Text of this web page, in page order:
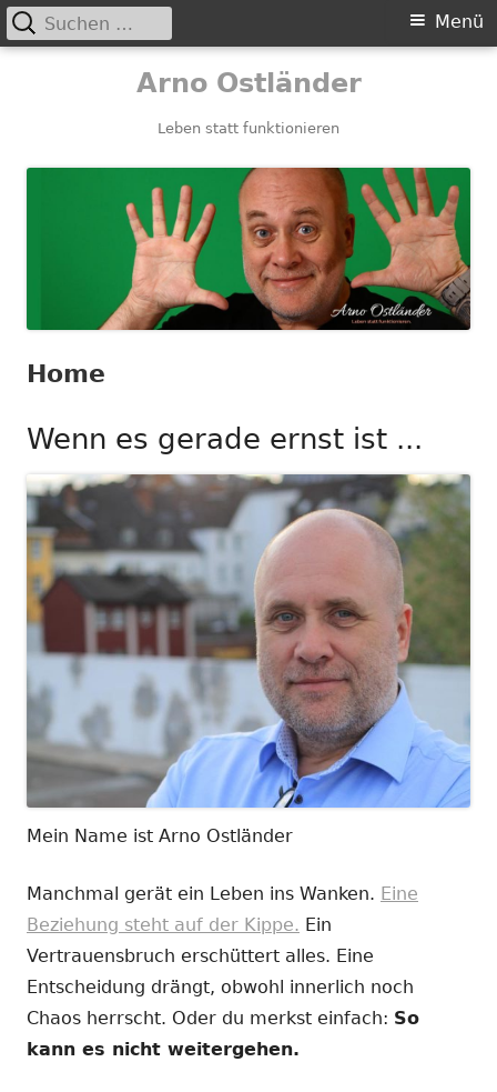
Arno Ostländer
Leben statt funktionieren
Primäres
Menü
Suchen
nach:
Home
Wenn es gerade ernst ist ...
Mein Name ist Arno Ostländer
Manchmal gerät ein Leben ins Wanken. Eine
Beziehung steht auf der Kippe. Ein
Vertrauensbruch erschüttert alles. Eine
Entscheidung drängt, obwohl innerlich noch
Chaos herrscht. Oder du merkst einfach: So
kann es nicht weitergehen.